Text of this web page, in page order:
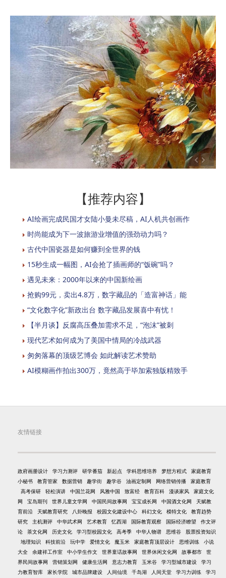
【推荐内容】
AI绘画完成民国才女陆小曼未尽稿，AI人机共创画作
时尚能成为下一波旅游业增值的强劲动力吗？
古代中国瓷器是如何赚到全世界的钱
15秒生成一幅图，AI会抢了插画师的“饭碗”吗？
遇见未来：2000年以来的中国新绘画
抢购99元，卖出4.8万，数字藏品的「造富神话」能
“文化数字化”新政出台 数字藏品发展喜中有忧！
【半月谈】反腐高压叠加需求不足，“泡沫”被刺
现代艺术如何成为了美国中情局的冷战武器
匆匆落幕的顶级艺博会 如此解读艺术赞助
AI模糊画作拍出300万，竟然高于毕加索独版精致手
友情链接
政府画册设计 学习力测评 研学番茄 新起点 学科思维培养 梦想方程式
家庭教育
小秘书
教育管家 数据营销 趣学街 趣学谷 油画定制网 网络营销传播
家庭教育
高考保研
轻松演讲 中国兰花网 风雅中国 致富经 教育百科 漫谈家风
家庭文化
网
宝岛期刊 世界儿童文学网 中国民间故事网 宝宝成长网 中国酒文化网
天赋教
育前沿
天赋教育研究 八卦晚报 校园文化建设中心 科幻文化 模特文化
教育趋势
研究
主机测评 中华武术网 艺术教育 忆西湖 国际教育观察 国际经济瞭望
作文评
论
茶文化网 历史文化 学习型校园文化 高考季 中华人物谱 思维谷
股票投资知识
地理知识
科技前沿 玩中学 爱情文化 魔玉米 家庭教育顶层设计 思维训练
小说
大全
余建祥工作室 中小学生作文 世界童话故事网 世界休闲文化网 故事都市
世
界民间故事网
营销策划网 健康生活网 意志力教育 玉米谷 学习型城市建设
学习
力教育智库
家长学院 城市品牌建设 人间仙境 千岛湖 人间天堂 学习力训练 学习